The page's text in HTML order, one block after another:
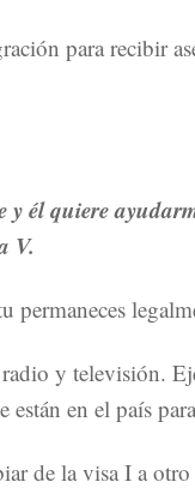
para recibir
él quiere
V.
y televisión.
en el país
de la visa I a